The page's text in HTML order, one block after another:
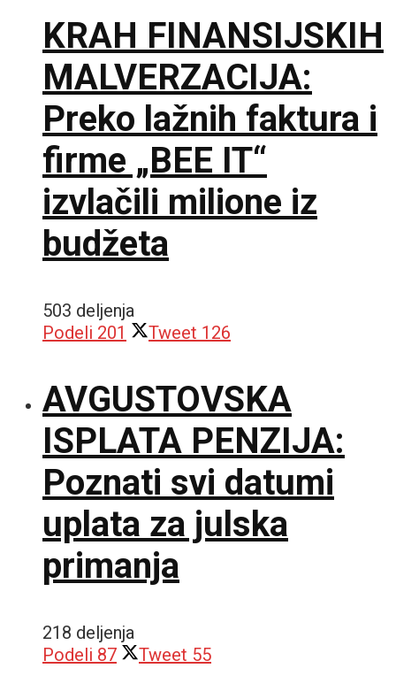
KRAH FINANSIJSKIH
MALVERZACIJA:
Preko lažnih faktura i
firme „BEE IT“
izvlačili milione iz
budžeta
503 deljenja
Podeli 201 Tweet 126
AVGUSTOVSKA
ISPLATA PENZIJA:
Poznati svi datumi
uplata za julska
primanja
218 deljenja
Podeli 87 Tweet 55